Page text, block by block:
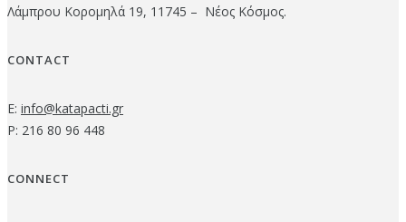
Λάμπρου Κορομηλά 19, 11745 – Νέος Κόσμος.
CONTACT
E: info@katapacti.gr
P: 216 80 96 448
CONNECT